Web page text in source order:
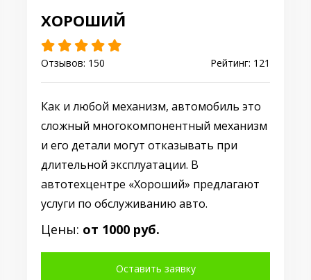
ХОРОШИЙ
Отзывов: 150 Рейтинг: 121
Как и любой механизм, автомобиль это
сложный многокомпонентный механизм
и его детали могут отказывать при
длительной эксплуатации. В
автотехцентре «Хороший» предлагают
услуги по обслуживанию авто.
Цены: от 1000 руб.
Оставить заявку